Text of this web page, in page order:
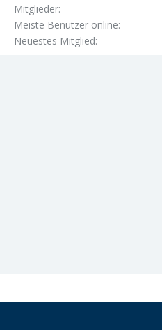
Mitglieder
Meiste Benutzer online
Neuestes Mitglied